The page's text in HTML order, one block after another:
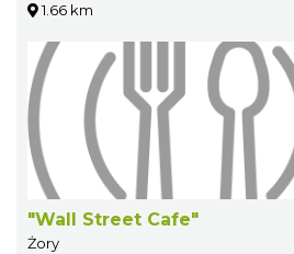
1.66 km
"Wall Street Cafe"
Żory